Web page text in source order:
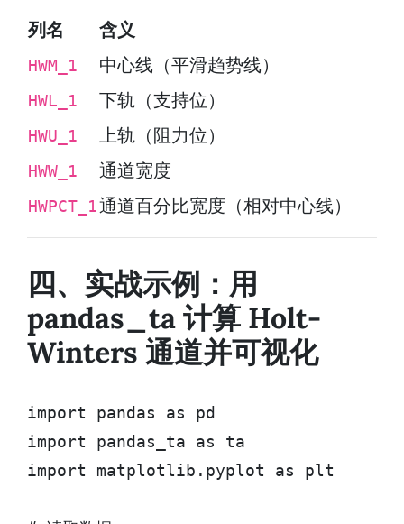
列名 含义
HWM_1 中心线（平滑趋势线）
HWL_1 下轨（支持位）
HWU_1 上轨（阻力位）
HWW_1 通道宽度
HWPCT_1通道百分比宽度（相对中心线）
四、实战示例：用
pandas_ta 计算 Holt-
Winters 通道并可视化
import pandas as pd
import pandas_ta as ta
import matplotlib.pyplot as plt